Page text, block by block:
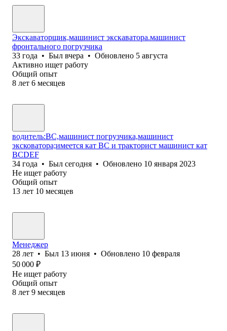
Экскаваторщик,машинист экскаватора.машинист
фронтального погрузчика
33 года • Был вчера • Обновлено 5 августа
Активно ищет работу
Общий опыт
8 лет 6 месяцев
водитель:ВС,машинист погрузчика,машинист
эксковатора;имеется кат ВС и тракторист машинист кат
ВСDЕF
34 года • Был сегодня • Обновлено 10 января 2023
Не ищет работу
Общий опыт
13 лет 10 месяцев
Менеджер
28 лет • Был 13 июня • Обновлено 10 февраля
50 000 ₽
Не ищет работу
Общий опыт
8 лет 9 месяцев